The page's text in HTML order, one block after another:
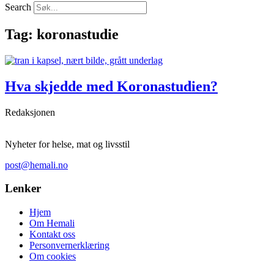
Search
Tag: koronastudie
Hva skjedde med Koronastudien?
Redaksjonen
Nyheter for helse, mat og livsstil
post@hemali.no
Lenker
Hjem
Om Hemali
Kontakt oss
Personvernerklæring
Om cookies